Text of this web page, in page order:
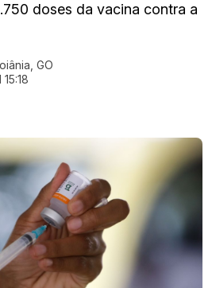
doses da vacina contra a
GO